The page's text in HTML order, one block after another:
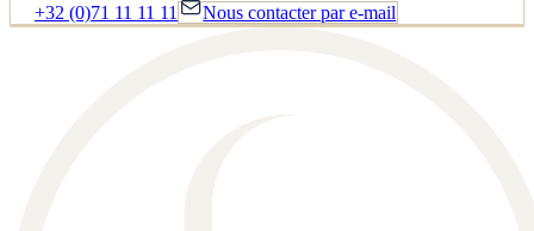
+32 (0)71 11 11 11 Nous contacter par e-mail